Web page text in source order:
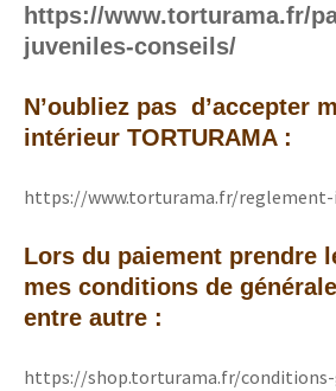
https://www.torturama.fr/
juveniles-conseils/
N’oubliez pas d’accepter
intérieur TORTURAMA :
https://www.torturama.fr/
Lors du paiement prendre
mes conditions de
entre autre :
https://shop.torturama.fr/